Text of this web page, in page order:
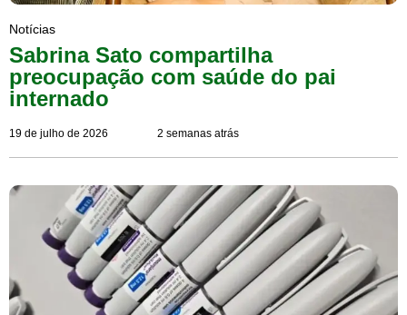
Notícias
Sabrina Sato compartilha
preocupação com saúde do pai
internado
19 de julho de 2026 2 semanas atrás